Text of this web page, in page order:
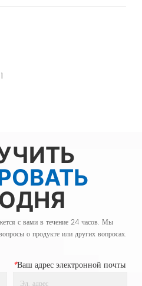
с вами в течение 24 часов. Мы
о продукте или других вопросах.
*Ваш адрес электронной почты